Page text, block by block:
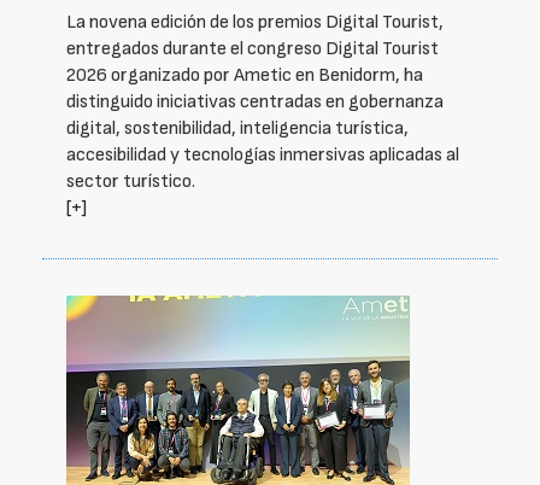
La novena edición de los premios Digital Tourist,
entregados durante el congreso Digital Tourist
2026 organizado por Ametic en Benidorm, ha
distinguido iniciativas centradas en gobernanza
digital, sostenibilidad, inteligencia turística,
accesibilidad y tecnologías inmersivas aplicadas al
sector turístico.
[+]